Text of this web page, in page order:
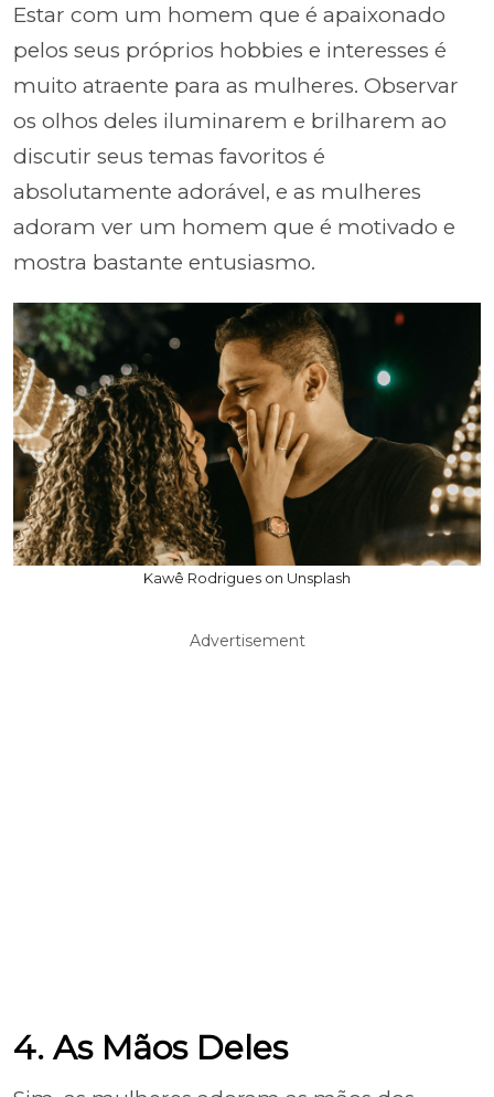
Estar com um homem que é apaixonado
pelos seus próprios hobbies e interesses é
muito atraente para as mulheres. Observar
os olhos deles iluminarem e brilharem ao
discutir seus temas favoritos é
absolutamente adorável, e as mulheres
adoram ver um homem que é motivado e
mostra bastante entusiasmo.
Kawê Rodrigues on Unsplash
Advertisement
4. As Mãos Deles